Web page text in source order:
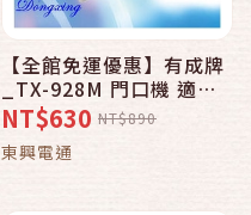
【全館免運優惠】有成牌
_TX-928M 門口機 適用:
總機系統 / 家用電話 / 門
鈴_另售TX-928中繼器
NT$630 NT$890
東興電通